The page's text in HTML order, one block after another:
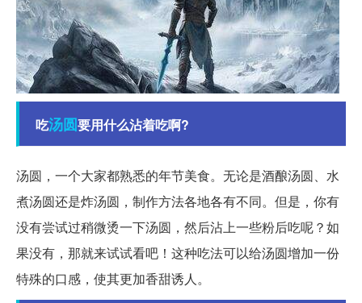
吃汤圆要用什么沾着吃啊?
汤圆，一个大家都熟悉的年节美食。无论是酒酿汤圆、水
煮汤圆还是炸汤圆，制作方法各地各有不同。但是，你有
没有尝试过稍微烫一下汤圆，然后沾上一些粉后吃呢？如
果没有，那就来试试看吧！这种吃法可以给汤圆增加一份
特殊的口感，使其更加香甜诱人。